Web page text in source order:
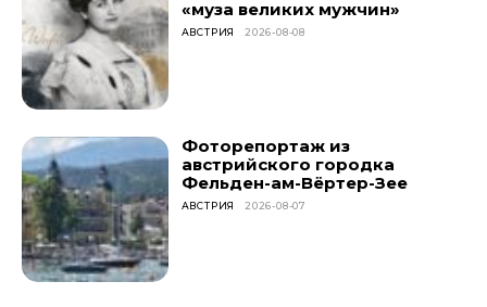
«муза великих мужчин»
АВСТРИЯ 2026-08-08
Фоторепортаж из
австрийского городка
Фельден-ам-Вёртер-Зее
АВСТРИЯ 2026-08-07